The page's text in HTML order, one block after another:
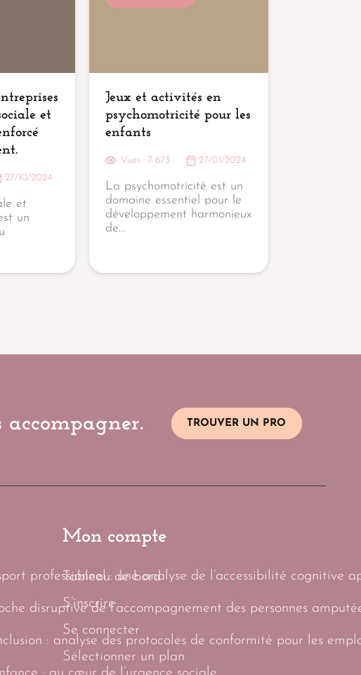
et
27/10/2024
et
un
Jeux et activités en
psychomotricité pour les
enfants
Vues : 7 673 27/01/2024
La psychomotricité est un
domaine essentiel pour le
développement harmonieux
de…
TROUVER UN PRO
professionnel : une analyse de l’accessibilité cognitive
disruptive de l’accompagnement des personnes
: analyse des protocoles de conformité pour les
Mon compte
Tableau de bord
S’inscrire
Se connecter
Sélectionner un plan